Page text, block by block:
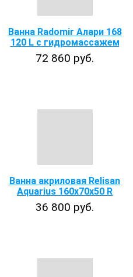
Ванна Radomir Алари 168
120 L с гидромассажем
72 860 руб.
Ванна акриловая Relisan
Aquarius 160x70x50 R
36 800 руб.